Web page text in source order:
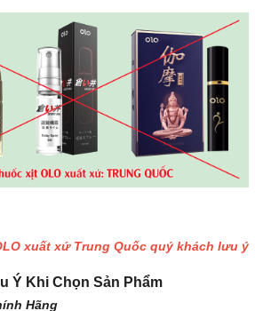
xuất xứ Trung Quốc quý khách lưu ý
Ý Khi Chọn Sản Phẩm
Hãng